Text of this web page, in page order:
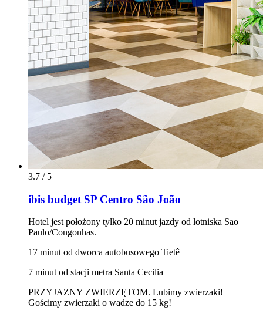
3.7 / 5
ibis budget SP Centro São João
Hotel jest położony tylko 20 minut jazdy od lotniska Sao
Paulo/Congonhas.
17 minut od dworca autobusowego Tietê
7 minut od stacji metra Santa Cecilia
PRZYJAZNY ZWIERZĘTOM. Lubimy zwierzaki!
Gościmy zwierzaki o wadze do 15 kg!